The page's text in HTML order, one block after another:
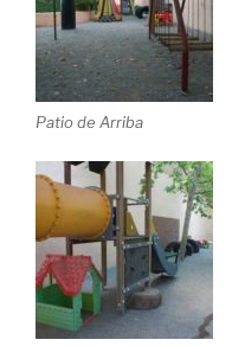
Patio de Arriba